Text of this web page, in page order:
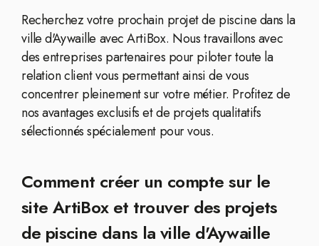
Recherchez votre prochain projet de piscine dans la
ville d'Aywaille avec ArtiBox. Nous travaillons avec
des entreprises partenaires pour piloter toute la
relation client vous permettant ainsi de vous
concentrer pleinement sur votre métier. Profitez de
nos avantages exclusifs et de projets qualitatifs
sélectionnés spécialement pour vous.
Comment créer un compte sur le
site ArtiBox et trouver des projets
de piscine dans la ville d'Aywaille